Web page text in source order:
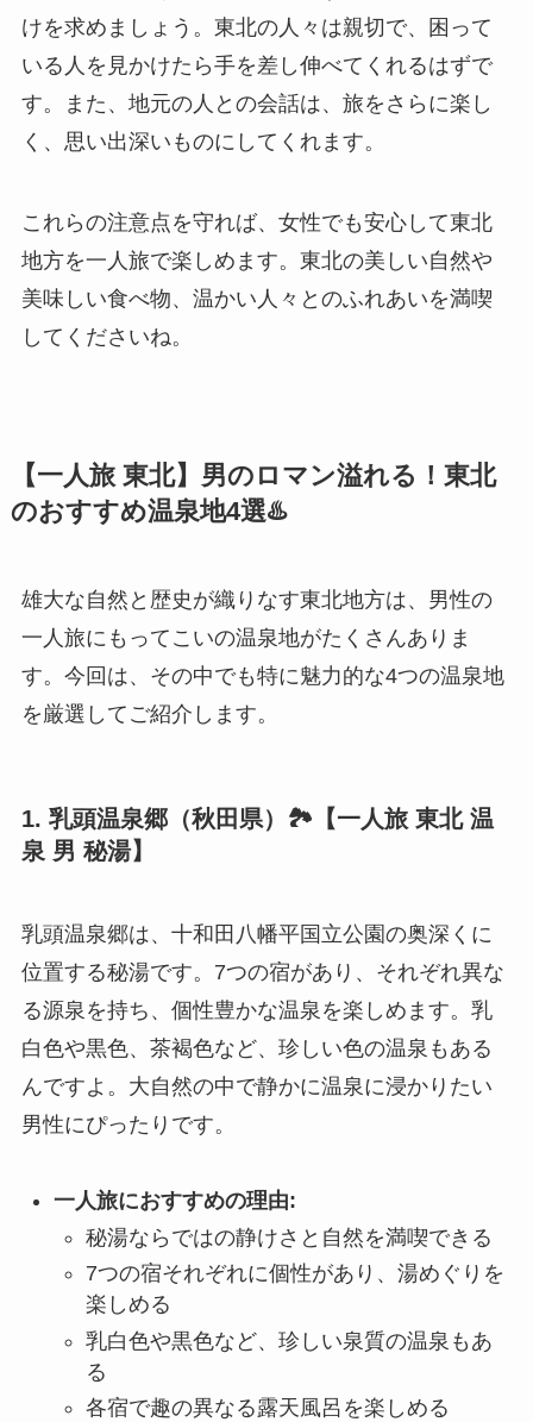
けを求めましょう。東北の人々は親切で、困って
いる人を見かけたら手を差し伸べてくれるはずで
す。また、地元の人との会話は、旅をさらに楽し
く、思い出深いものにしてくれます。
これらの注意点を守れば、女性でも安心して東北
地方を一人旅で楽しめます。東北の美しい自然や
美味しい食べ物、温かい人々とのふれあいを満喫
してくださいね。
【一人旅 東北】男のロマン溢れる！東北
のおすすめ温泉地4選♨️
雄大な自然と歴史が織りなす東北地方は、男性の
一人旅にもってこいの温泉地がたくさんありま
す。今回は、その中でも特に魅力的な4つの温泉地
を厳選してご紹介します。
1. 乳頭温泉郷（秋田県）🏞️【一人旅 東北 温
泉 男 秘湯】
乳頭温泉郷は、十和田八幡平国立公園の奥深くに
位置する秘湯です。7つの宿があり、それぞれ異な
る源泉を持ち、個性豊かな温泉を楽しめます。乳
白色や黒色、茶褐色など、珍しい色の温泉もある
んですよ。大自然の中で静かに温泉に浸かりたい
男性にぴったりです。
一人旅におすすめの理由:
秘湯ならではの静けさと自然を満喫できる
7つの宿それぞれに個性があり、湯めぐりを
楽しめる
乳白色や黒色など、珍しい泉質の温泉もあ
る
各宿で趣の異なる露天風呂を楽しめる